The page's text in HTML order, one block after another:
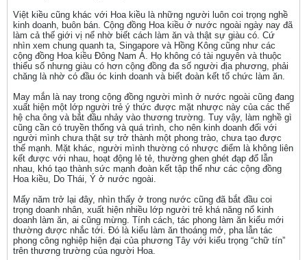
Việt kiều cũng khác với Hoa kiều là những người luôn coi trọng nghề
kinh doanh, buôn bán. Cộng đồng Hoa kiều ở nước ngoài ngày nay đã
làm cả thế giới vị nể nhờ biết cách làm ăn và thật sự giàu có. Cứ
nhìn xem chung quanh ta, Singapore và Hồng Kông cũng như các
cộng đồng Hoa kiều Đông Nam Á. Họ không có tài nguyên và thuộc
thiểu số nhưng giàu có hơn cộng đồng đa số người địa phương, phải
chăng là nhờ có đầu óc kinh doanh và biết đoàn kết tổ chức làm ăn.
May mắn là nay trong cộng đồng người mình ở nước ngoài cũng đang
xuất hiện một lớp người trẻ ý thức được mặt nhược này của các thế
hệ cha ông và bắt đầu nhảy vào thương trường. Tuy vậy, làm nghề gì
cũng cần có truyền thống và quá trình, cho nên kinh doanh đối với
người mình chưa thật sự trở thành một phong trào, chưa tạo được
thế mạnh. Mặt khác, người mình thường có nhược điểm là không liên
kết được với nhau, hoạt động lẻ tẻ, thường ghen ghét đạp đổ lẫn
nhau, khó tạo thành sức mạnh đoàn kết tập thể như các cộng đồng
Hoa kiều, Do Thái, Ý ở nước ngoài.
Mấy năm trở lại đây, nhìn thấy ở trong nước cũng đã bắt đầu coi
trọng doanh nhân, xuất hiện nhiều lớp người trẻ khá năng nổ kinh
doanh làm ăn, ai cũng mừng. Tính cách, tác phong làm ăn kiểu mới
thường được nhắc tới. Đó là kiểu làm ăn thoáng mở, pha lẫn tác
phong công nghiệp hiện đại của phương Tây với kiểu trọng “chữ tín”
trên thương trường của người Hoa.